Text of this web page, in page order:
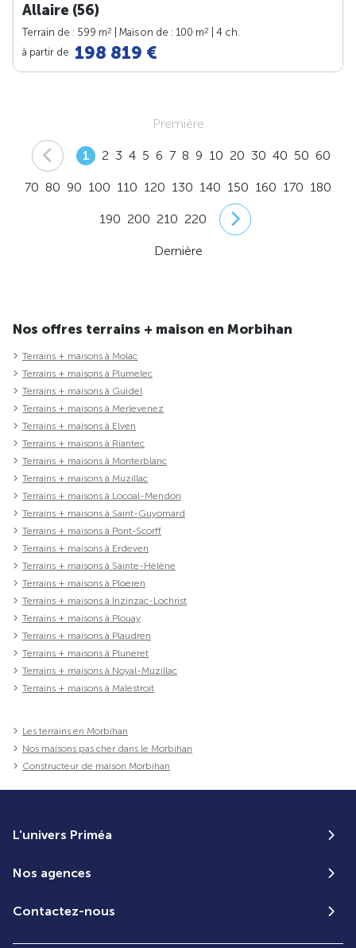
Allaire (56)
Terrain de : 599 m2 | Maison de : 100 m2
| 4 ch.
à partir de 198 819 €
Première
1 2 3 4 5 6 7 8 9 10 20 30 40 50 60
70 80 90 100 110 120 130 140 150 160 170 180
190 200 210 220
Dernière
Nos offres terrains + maison en Morbihan
Terrains + maisons à Molac
Terrains + maisons à Plumelec
Terrains + maisons à Guidel
Terrains + maisons à Merlevenez
Terrains + maisons à Elven
Terrains + maisons à Riantec
Terrains + maisons à Monterblanc
Terrains + maisons à Muzillac
Terrains + maisons à Locoal-Mendon
Terrains + maisons à Saint-Guyomard
Terrains + maisons à Pont-Scorff
Terrains + maisons à Erdeven
Terrains + maisons à Sainte-Hélène
Terrains + maisons à Ploeren
Terrains + maisons à Inzinzac-Lochrist
Terrains + maisons à Plouay
Terrains + maisons à Plaudren
Terrains + maisons à Pluneret
Terrains + maisons à Noyal-Muzillac
Terrains + maisons à Malestroit
Les terrains en Morbihan
Nos maisons pas cher dans le Morbihan
Constructeur de maison Morbihan
L'univers Priméa
Nos agences
Contactez-nous